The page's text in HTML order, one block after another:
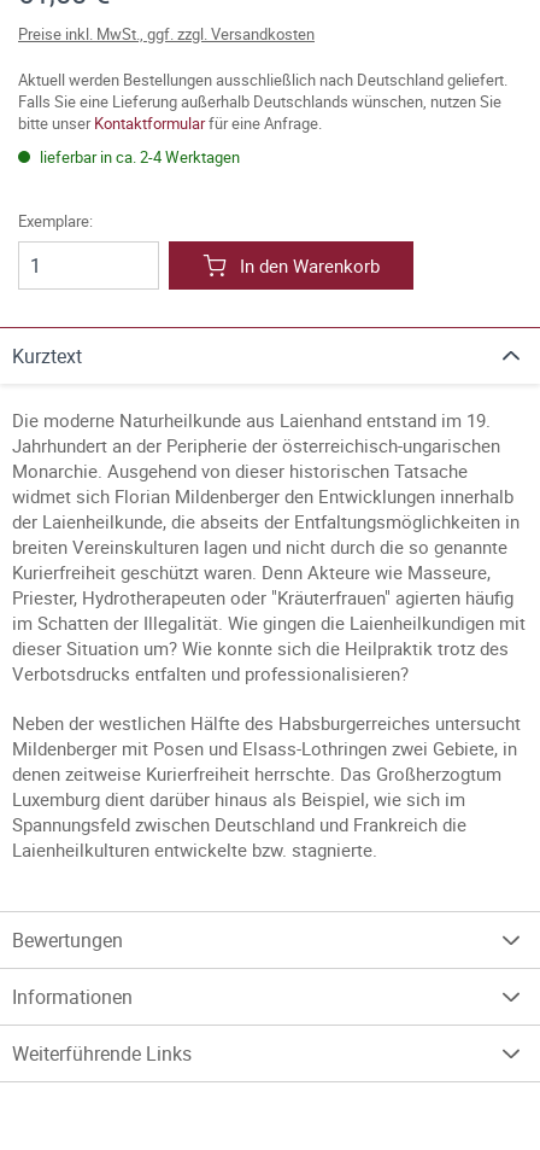
Preise inkl. MwSt., ggf. zzgl. Versandkosten
Aktuell werden Bestellungen ausschließlich nach Deutschland geliefert.
Falls Sie eine Lieferung außerhalb Deutschlands wünschen, nutzen Sie
bitte unserKontaktformularfür eine Anfrage.
lieferbar in ca. 2-4 Werktagen
Exemplare:
In den Warenkorb
Kurztext
Die moderne Naturheilkunde aus Laienhand entstand im 19.
Jahrhundert an der Peripherie der österreichisch-ungarischen
Monarchie. Ausgehend von dieser historischen Tatsache
widmet sich Florian Mildenberger den Entwicklungen innerhalb
der Laienheilkunde, die abseits der Entfaltungsmöglichkeiten in
breiten Vereinskulturen lagen und nicht durch die so genannte
Kurierfreiheit geschützt waren. Denn Akteure wie Masseure,
Priester, Hydrotherapeuten oder "Kräuterfrauen" agierten häufig
im Schatten der Illegalität. Wie gingen die Laienheilkundigen mit
dieser Situation um? Wie konnte sich die Heilpraktik trotz des
Verbotsdrucks entfalten und professionalisieren?
Neben der westlichen Hälfte des Habsburgerreiches untersucht
Mildenberger mit Posen und Elsass-Lothringen zwei Gebiete, in
denen zeitweise Kurierfreiheit herrschte. Das Großherzogtum
Luxemburg dient darüber hinaus als Beispiel, wie sich im
Spannungsfeld zwischen Deutschland und Frankreich die
Laienheilkulturen entwickelte bzw. stagnierte.
Bewertungen
Informationen
Weiterführende Links